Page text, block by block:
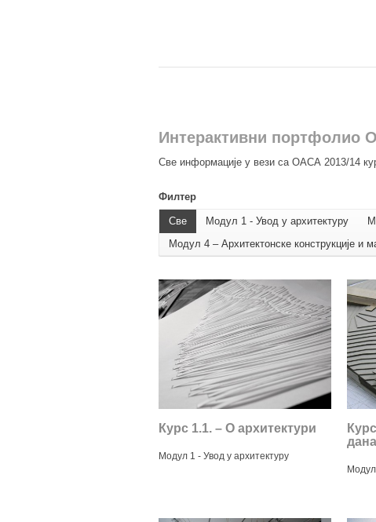
Интерактивни портфолио
Све информације у вези са ОАСА 2013/14
Филтер
Све Модул 1 - Увод у архитектуру
Модул 4 – Архитектонске конструкције и
Курс 1.1. – О архитектури
Модул 1 - Увод у архитектуру